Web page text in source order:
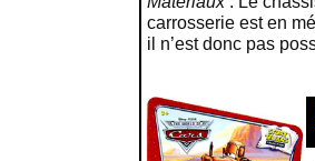
carrosserie est en
il n’est donc pas